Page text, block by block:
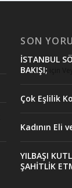
SON
İSTANBUL
BAKIŞI;
Çok Eşlilik
Kadının Eli
YILBAŞI
ŞAHİTLİK